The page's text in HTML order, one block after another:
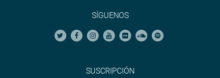
SÍGUENOS
SUSCRIPCIÓN